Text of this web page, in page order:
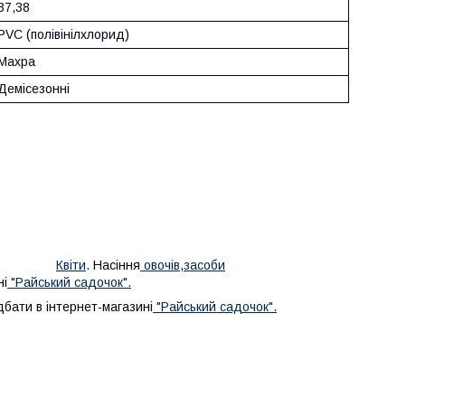
(полівінілхлорид)
Демісезонні
Квіти. Насіння овочів,засоби
"Райський садочок".
в інтернет-магазині "Райський садочок".